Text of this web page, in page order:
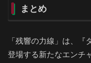
まとめ
「残響の力線」は、
登場する新たなエンチ